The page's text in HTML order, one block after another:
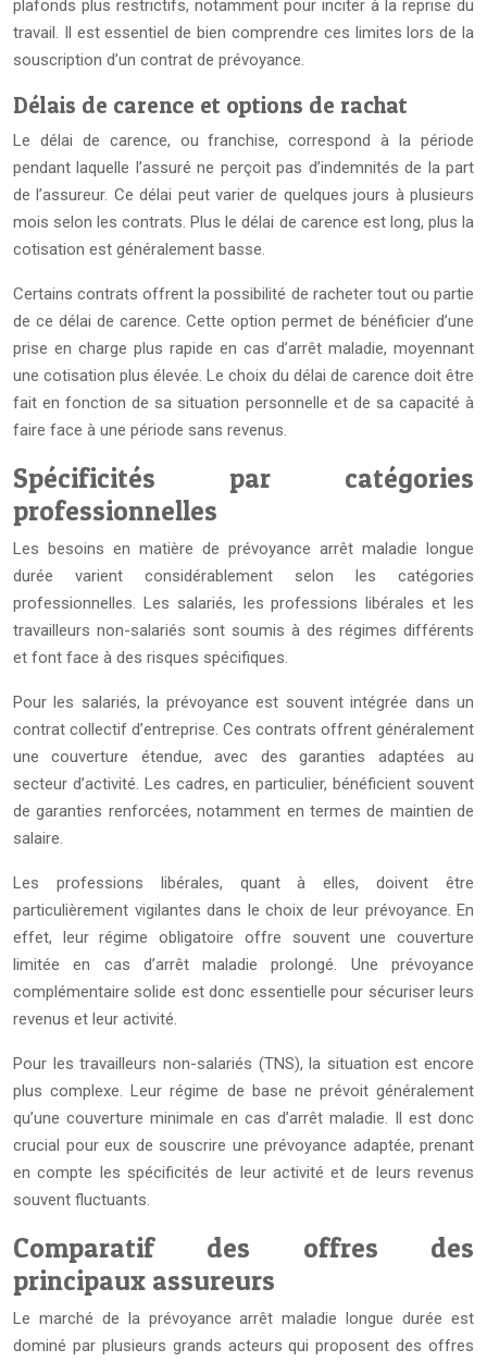
plafonds plus restrictifs, notamment pour inciter à la reprise du
travail. Il est essentiel de bien comprendre ces limites lors de la
souscription d’un contrat de prévoyance.
Délais de carence et options de rachat
Le délai de carence, ou franchise, correspond à la période
pendant laquelle l’assuré ne perçoit pas d’indemnités de la part
de l’assureur. Ce délai peut varier de quelques jours à plusieurs
mois selon les contrats. Plus le délai de carence est long, plus la
cotisation est généralement basse.
Certains contrats offrent la possibilité de racheter tout ou partie
de ce délai de carence. Cette option permet de bénéficier d’une
prise en charge plus rapide en cas d’arrêt maladie, moyennant
une cotisation plus élevée. Le choix du délai de carence doit être
fait en fonction de sa situation personnelle et de sa capacité à
faire face à une période sans revenus.
Spécificités par catégories
professionnelles
Les besoins en matière de prévoyance arrêt maladie longue
durée varient considérablement selon les catégories
professionnelles. Les salariés, les professions libérales et les
travailleurs non-salariés sont soumis à des régimes différents
et font face à des risques spécifiques.
Pour les salariés, la prévoyance est souvent intégrée dans un
contrat collectif d’entreprise. Ces contrats offrent généralement
une couverture étendue, avec des garanties adaptées au
secteur d’activité. Les cadres, en particulier, bénéficient souvent
de garanties renforcées, notamment en termes de maintien de
salaire.
Les professions libérales, quant à elles, doivent être
particulièrement vigilantes dans le choix de leur prévoyance. En
effet, leur régime obligatoire offre souvent une couverture
limitée en cas d’arrêt maladie prolongé. Une prévoyance
complémentaire solide est donc essentielle pour sécuriser leurs
revenus et leur activité.
Pour les travailleurs non-salariés (TNS), la situation est encore
plus complexe. Leur régime de base ne prévoit généralement
qu’une couverture minimale en cas d’arrêt maladie. Il est donc
crucial pour eux de souscrire une prévoyance adaptée, prenant
en compte les spécificités de leur activité et de leurs revenus
souvent fluctuants.
Comparatif des offres des
principaux assureurs
Le marché de la prévoyance arrêt maladie longue durée est
dominé par plusieurs grands acteurs qui proposent des offres